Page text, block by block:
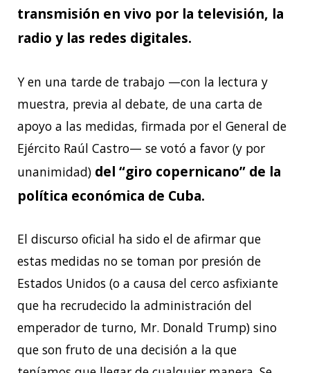
transmisión en vivo por la televisión, la
radio y las redes digitales.
Y en una tarde de trabajo —con la lectura y
muestra, previa al debate, de una carta de
apoyo a las medidas, firmada por el General de
Ejército Raúl Castro— se votó a favor (y por
unanimidad) del “giro copernicano” de la
política económica de Cuba.
El discurso oficial ha sido el de afirmar que
estas medidas no se toman por presión de
Estados Unidos (o a causa del cerco asfixiante
que ha recrudecido la administración del
emperador de turno, Mr. Donald Trump) sino
que son fruto de una decisión a la que